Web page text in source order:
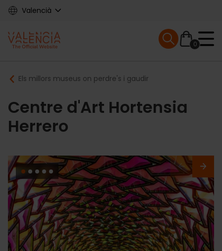
Skip
content
Valencià
Main
navigation
0
Mobile menu
Breadcrumb
Els millors museus on perdre's i gaudir
Centre d'Art Hortensia
Herrero